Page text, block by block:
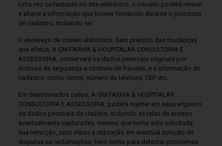
Uma vez cadastrado no site eletrônico, o Usuário poderá revisar
e alterar a informação que houver fornecido durante o processo
de cadastro, incluindo-se:
O endereço de correio eletrônico. Sem prejuízo das mudanças
que efetue, A GM FARMA & HOSPITALAR CONSULTORIA E
ASSESSORIA, conservará os dados pessoais originais por
motivos de segurança e controle de fraudes; e a informação do
cadastro, como: nome, número de telefone, CEP etc.
Em determinados casos, A GM FARMA & HOSPITALAR
CONSULTORIA E ASSESSORIA, poderá manter em seus arquivos
os dados pessoais do Usuário, incluindo as telas de acesso
eventualmente capturadas, mesmo que tenha sido solicitada
sua remoção, com vistas à utilização em eventual solução de
disputas ou reclamações, bem como para detectar problemas